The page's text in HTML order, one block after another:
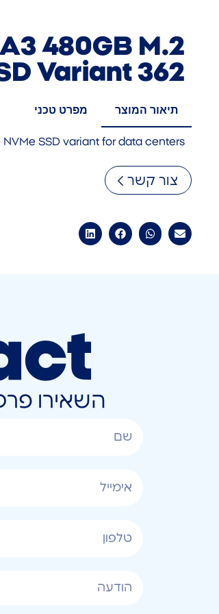
480GB M.2
Variant 362
תיאור המוצר מפרט טכני
NVMe SSD variant for data centers
צור קשר
השאירו